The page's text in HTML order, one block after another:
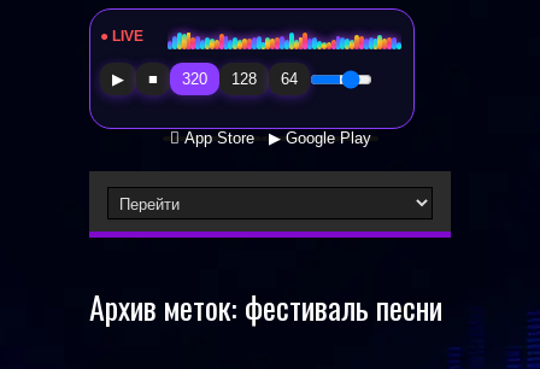
● LIVE Radio Sfera Music
▶ ■ 320 128 64
 App Store ▶ Google Play
Архив меток: фестиваль песни